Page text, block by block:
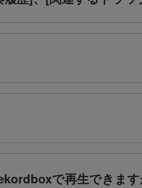
で再生できま